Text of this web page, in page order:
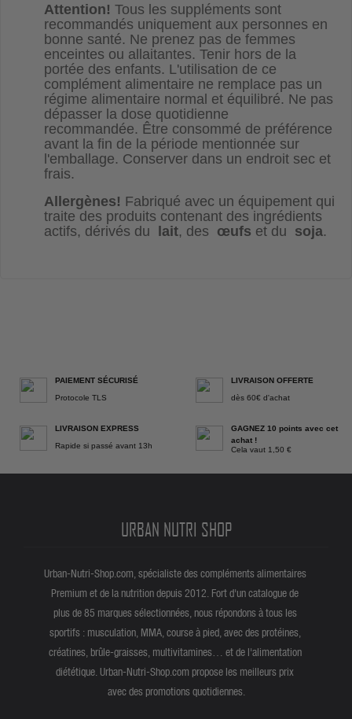
Attention! Tous les suppléments sont
recommandés uniquement aux personnes en
bonne santé. Ne prenez pas de femmes
enceintes ou allaitantes. Tenir hors de la
portée des enfants. L'utilisation de ce
complément alimentaire ne remplace pas un
régime alimentaire normal et équilibré. Ne pas
dépasser la dose quotidienne
recommandée. Être consommé de préférence
avant la fin de la période mentionnée sur
l'emballage. Conserver dans un endroit sec et
frais.
Allergènes! Fabriqué avec un équipement qui
traite des produits contenant des ingrédients
actifs, dérivés du lait, des œufs et du soja.
PAIEMENT SÉCURISÉ
Protocole TLS
LIVRAISON OFFERTE
dès 60€ d'achat
LIVRAISON EXPRESS
Rapide si passé avant 13h
GAGNEZ 10 points avec cet
achat !
Cela vaut 1,50 €
URBAN NUTRI SHOP
Urban-Nutri-Shop.com, spécialiste des compléments alimentaires
Premium et de la nutrition depuis 2012. Fort d'un catalogue de
plus de 85 marques sélectionnées, nous répondons à tous les
sportifs : musculation, MMA, course à pied, avec des protéines,
créatines, brûle-graisses, multivitamines… et de l'alimentation
diététique. Urban-Nutri-Shop.com propose les meilleurs prix
avec des promotions quotidiennes.